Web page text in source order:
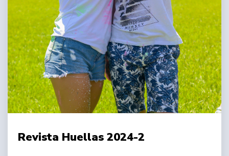
Revista Huellas 2024-2